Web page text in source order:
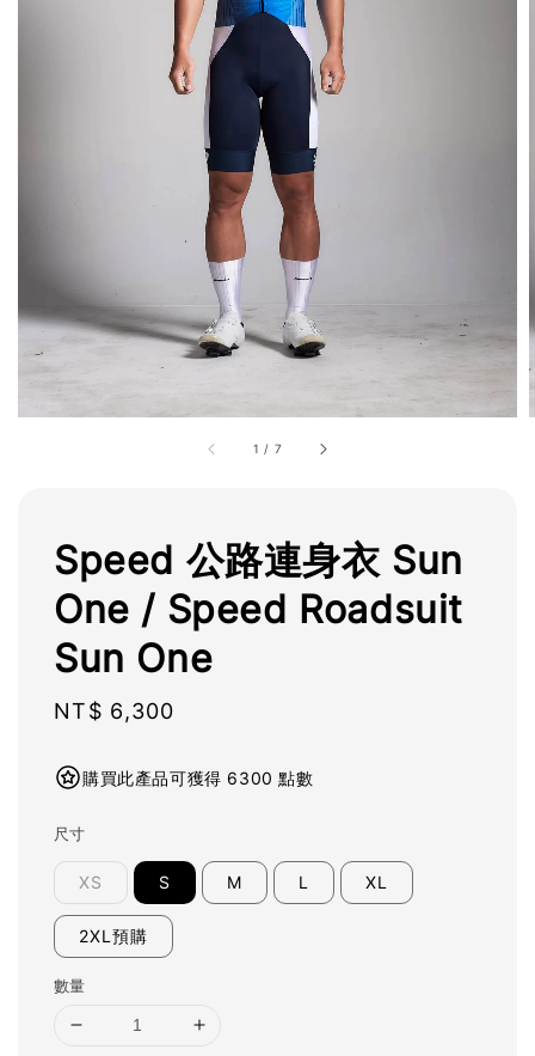
1 / 7
Speed 公路連身衣 Sun
One / Speed Roadsuit
Sun One
Regular
NT$ 6,300
購買此產品可獲得 6300 點數
尺寸
XS S M L XL
2XL預購
數量